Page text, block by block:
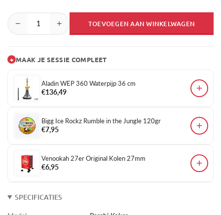
− + TOEVOEGEN AAN WINKELWAGEN
+ MAAK JE SESSIE COMPLEET
Aladin WEP 360 Waterpijp 36 cm
€136,49
+
Bigg Ice Rockz Rumble in the Jungle 120gr
€7,95
+
Venookah 27er Original Kolen 27mm
€6,95
+
SPECIFICATIES